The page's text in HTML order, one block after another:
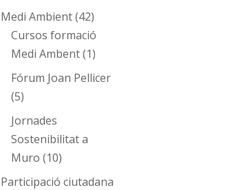
Medi Ambient(42)
Cursos formació
Medi Ambent(1)
Fórum Joan Pellicer
(5)
Jornades
Sostenibilitat a
Muro (10)
Participació ciutadana